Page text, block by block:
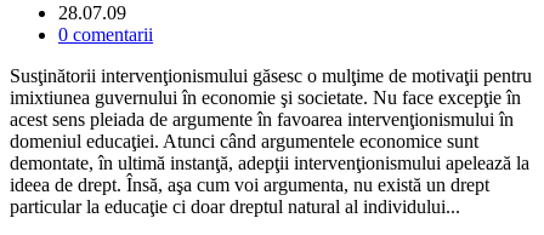
28.07.09
0 comentarii
Susţinătorii intervenţionismului găsesc o mulţime de motivaţii pentru
imixtiunea guvernului în economie şi societate. Nu face excepţie în
acest sens pleiada de argumente în favoarea intervenţionismului în
domeniul educaţiei. Atunci când argumentele economice sunt
demontate, în ultimă instanţă, adepţii intervenţionismului apelează la
ideea de drept. Însă, aşa cum voi argumenta, nu există un drept
particular la educaţie ci doar dreptul natural al individului...